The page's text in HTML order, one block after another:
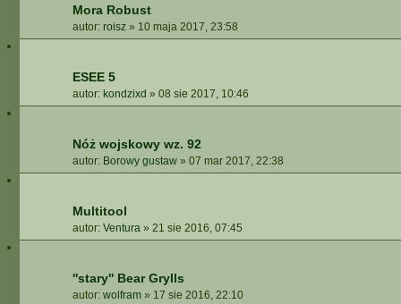
Mora Robust
autor: roisz » 10 maja 2017, 23:58
ESEE 5
autor: kondzixd » 08 sie 2017, 10:46
Nóż wojskowy wz. 92
autor: Borowy gustaw » 07 mar 2017, 22:38
Multitool
autor: Ventura » 21 sie 2016, 07:45
''stary'' Bear Grylls
autor: wolfram » 17 sie 2016, 22:10